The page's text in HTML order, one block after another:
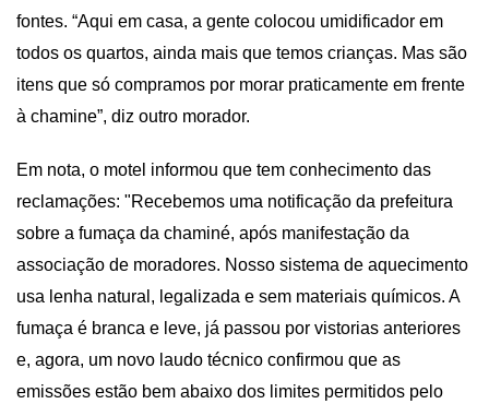
fontes. “Aqui em casa, a gente colocou umidificador em
todos os quartos, ainda mais que temos crianças. Mas são
itens que só compramos por morar praticamente em frente
à chamine”, diz outro morador.
Em nota, o motel informou que tem conhecimento das
reclamações: "Recebemos uma notificação da prefeitura
sobre a fumaça da chaminé, após manifestação da
associação de moradores. Nosso sistema de aquecimento
usa lenha natural, legalizada e sem materiais químicos. A
fumaça é branca e leve, já passou por vistorias anteriores
e, agora, um novo laudo técnico confirmou que as
emissões estão bem abaixo dos limites permitidos pelo